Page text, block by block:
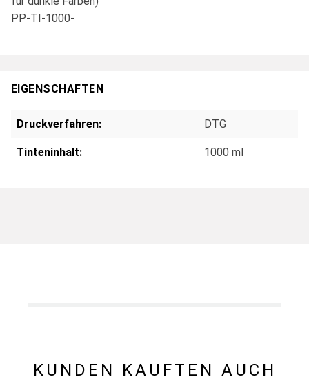
PP-TI-1000-
EIGENSCHAFTEN
Druckverfahren: DTG
Tinteninhalt: 1000 ml
KUNDEN KAUFTEN AUCH